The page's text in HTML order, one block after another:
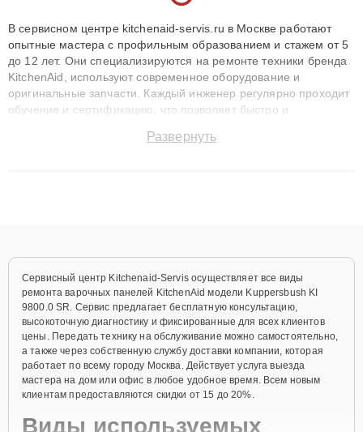
В сервисном центре kitchenaid-servis.ru в Москве работают
опытные мастера с профильным образованием и стажем от 5
до 12 лет. Они специализируются на ремонте техники бренда
KitchenAid, используют современное оборудование и
оригинальные запчасти. Каждый инженер регулярно проходит
обучение и сертификацию, что позволяет быстро и
сохранением гарантии до 3 лет. Наши мастера решают
Развернуть
Сервисный центр Kitchenaid-Servis осуществляет все виды
ремонта варочных панелей KitchenAid модели Kuppersbush KI
9800.0 SR. Сервис предлагает бесплатную консультацию,
высокоточную диагностику и фиксированные для всех клиентов
цены. Передать технику на обслуживание можно самостоятельно,
а также через собственную службу доставки компании, которая
работает по всему городу Москва. Действует услуга выезда
мастера на дом или офис в любое удобное время. Всем новым
клиентам предоставляются скидки от 15 до 20%.
Виды используемых